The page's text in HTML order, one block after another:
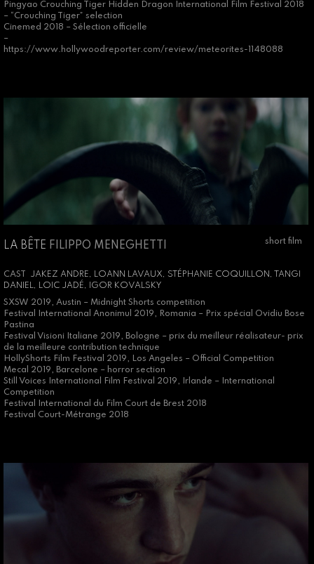
Pingyao Crouching Tiger Hidden Dragon International Film Festival 2018
– “Crouching Tiger” selection
Cinemed 2018 – Sélection officielle
–
https://www.hollywoodreporter.com/review/meteorites-1148088
LA BÊTE FILIPPO MENEGHETTI short film
CAST
JAKEZ ANDRE, LOANN LAVAUX, STÉPHANIE COQUILLON, TANGI
DANIEL, LOIC JADÉ, IGOR KOVALSKY
SXSW 2019, Austin – Midnight Shorts competition
Festival International Anonimul 2019, Romania – Prix spécial Ovidiu Bose
Pastina
Festival Visioni Italiane 2019, Bologne – prix du meilleur réalisateur- prix
de la meilleure contribution technique
HollyShorts Film Festival 2019, Los Angeles – Official Competition
Mecal 2019, Barcelone – horror section
Still Voices International Film Festival 2019, Irlande – International
Competition
Festival International du Film Court de Brest 2018
Festival Court-Métrange 2018